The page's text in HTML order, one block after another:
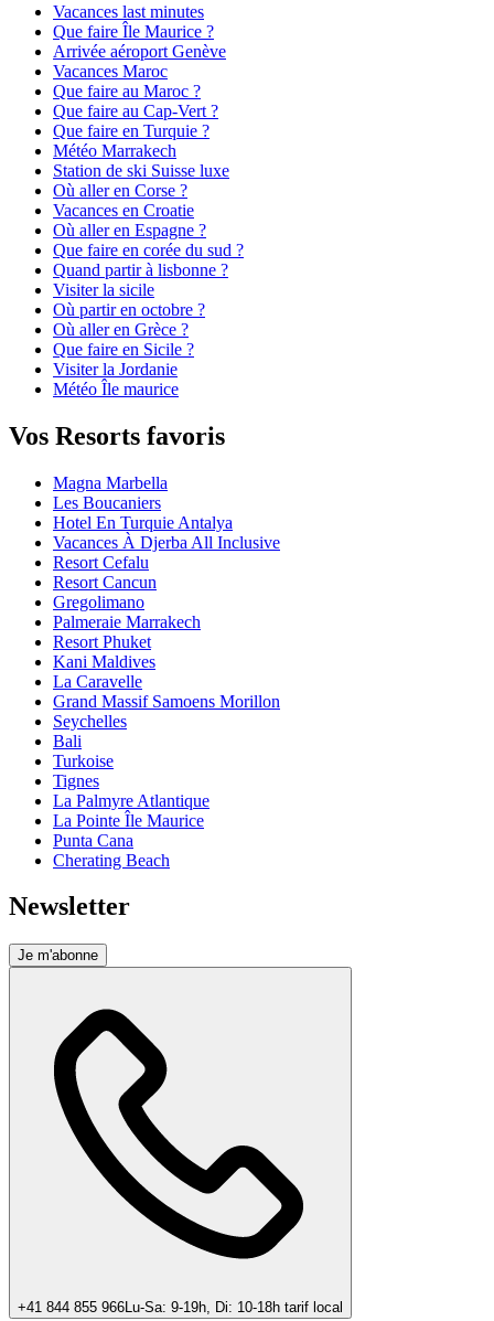
Vacances last minutes
Que faire Île Maurice ?
Arrivée aéroport Genève
Vacances Maroc
Que faire au Maroc ?
Que faire au Cap-Vert ?
Que faire en Turquie ?
Météo Marrakech
Station de ski Suisse luxe
Où aller en Corse ?
Vacances en Croatie
Où aller en Espagne ?
Que faire en corée du sud ?
Quand partir à lisbonne ?
Visiter la sicile
Où partir en octobre ?
Où aller en Grèce ?
Que faire en Sicile ?
Visiter la Jordanie
Météo Île maurice
Vos Resorts favoris
Magna Marbella
Les Boucaniers
Hotel En Turquie Antalya
Vacances À Djerba All Inclusive
Resort Cefalu
Resort Cancun
Gregolimano
Palmeraie Marrakech
Resort Phuket
Kani Maldives
La Caravelle
Grand Massif Samoens Morillon
Seychelles
Bali
Turkoise
Tignes
La Palmyre Atlantique
La Pointe Île Maurice
Punta Cana
Cherating Beach
Newsletter
Je m'abonne
+41 844 855 966Lu-Sa: 9-19h, Di: 10-18h tarif local